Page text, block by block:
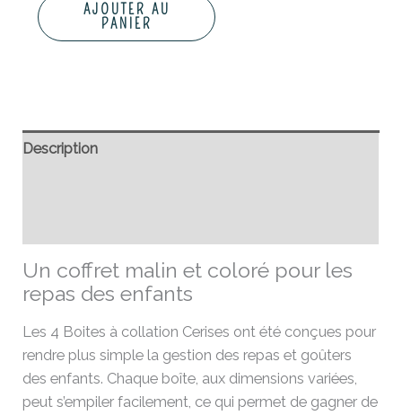
AJOUTER AU
PANIER
Description
Un coffret malin et coloré pour les
repas des enfants
Les 4 Boites à collation Cerises ont été conçues pour
rendre plus simple la gestion des repas et goûters
des enfants. Chaque boîte, aux dimensions variées,
peut s’empiler facilement, ce qui permet de gagner de